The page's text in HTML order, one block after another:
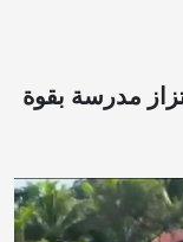
مدرسة بقوة